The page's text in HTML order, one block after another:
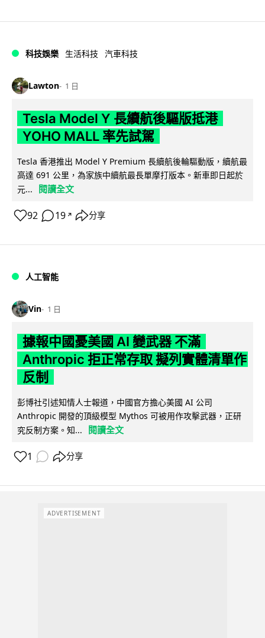
科技娛樂 生活科技 汽車科技
Lawton 1 日
Tesla Model Y 長續航後驅版抵港
YOHO MALL 率先試駕
Tesla 香港推出 Model Y Premium 長續航後輪驅動版，續航最
高達 691 公里，為家族中續航最長單摩打版本。新車即日起於
元...
閱讀全文
92 19 ↗ 分享
人工智能
Vin 1 日
據報中國憂美國 AI 變武器 不滿
Anthropic 拒正常存取 擬列實體清單作
反制
彭博社引述知情人士報道，中國官方擔心美國 AI 公司
Anthropic 開發的頂級模型 Mythos 可被用作攻擊武器，正研
究反制方案。知...
閱讀全文
1 分享
ADVERTISEMENT